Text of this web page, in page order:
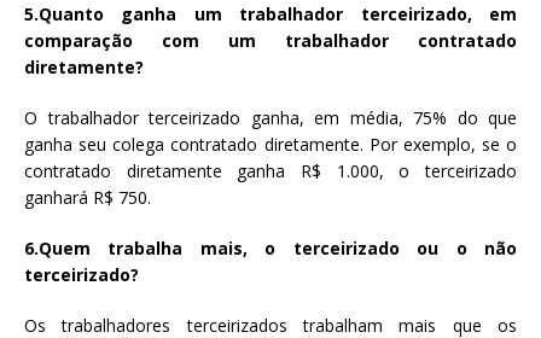
5.Quanto ganha um trabalhador terceirizado, em
comparação com um trabalhador contratado
diretamente?
O trabalhador terceirizado ganha, em média, 75% do que
ganha seu colega contratado diretamente. Por exemplo, se o
contratado diretamente ganha R$ 1.000, o terceirizado
ganhará R$ 750.
6.Quem trabalha mais, o terceirizado ou o não
terceirizado?
Os trabalhadores terceirizados trabalham mais que os